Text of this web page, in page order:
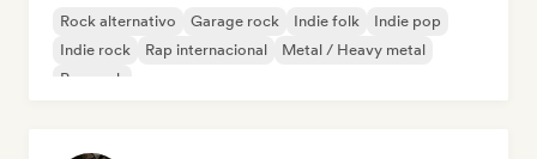
Rock alternativo Garage rock Indie folk
Indie pop
Indie rock
Rap internacional
Metal / Heavy metal
Pop rock